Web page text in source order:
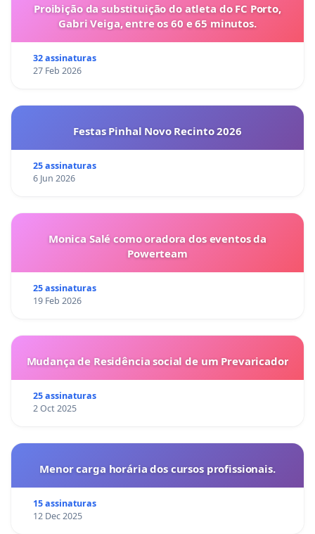
Proibição da substituição do atleta do FC Porto,
Gabri Veiga, entre os 60 e 65 minutos.
32 assinaturas
27 Feb 2026
Festas Pinhal Novo Recinto 2026
25 assinaturas
6 Jun 2026
Monica Salé como oradora dos eventos da
Powerteam
25 assinaturas
19 Feb 2026
Mudança de Residência social de um Prevaricador
25 assinaturas
2 Oct 2025
Menor carga horária dos cursos profissionais.
15 assinaturas
12 Dec 2025